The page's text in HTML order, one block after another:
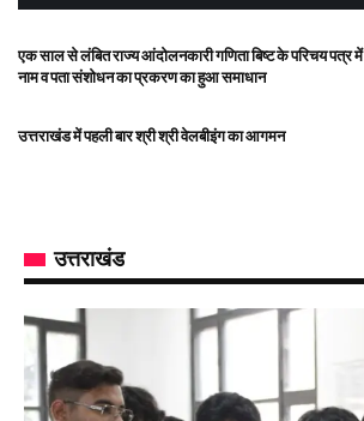
एक साल से लंबित राज्य आंदोलनकारी गणिता बिष्ट के परिचय पत्र में
नाम व पता संशोधन का प्रकरण का हुआ समाधान
उत्तराखंड में पहली बार श्री श्री वेलबीइंग का आगमन
उत्तराखंड